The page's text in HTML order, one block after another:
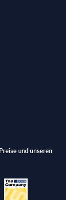
und unseren